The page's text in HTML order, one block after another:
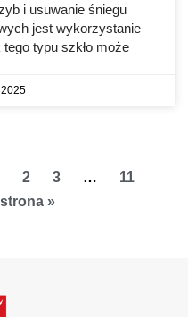
i usuwanie śniegu
jest wykorzystanie
typu szkło może
2 3 …
11
»